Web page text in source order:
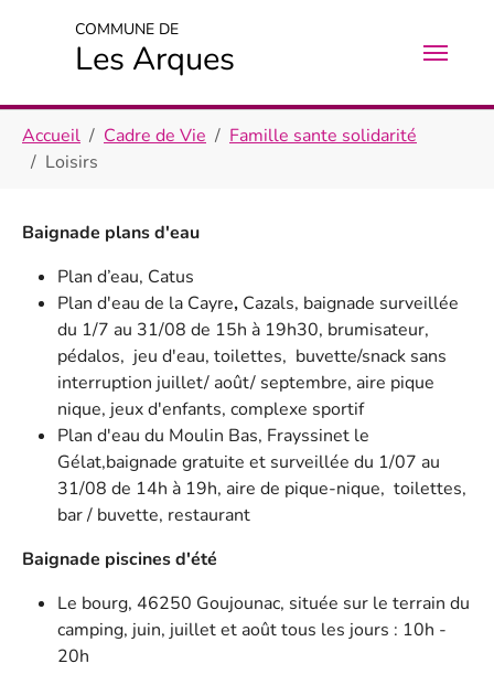
COMMUNE DE
Les Arques
Accueil Cadre de Vie
Famille sante solidarité
Loisirs
Baignade plans d'eau
Plan d’eau, Catus
Plan d'eau de la Cayre, Cazals, baignade surveillée
du 1/7 au 31/08 de 15h à 19h30, brumisateur,
pédalos, jeu d'eau, toilettes, buvette/snack sans
interruption juillet/ août/ septembre, aire pique
nique, jeux d'enfants, complexe sportif
Plan d'eau du Moulin Bas, Frayssinet le
Gélat,baignade gratuite et surveillée du 1/07 au
31/08 de 14h à 19h, aire de pique-nique, toilettes,
bar / buvette, restaurant
Baignade piscinesd'été
Le bourg, 46250 Goujounac, située sur le terrain du
camping, juin, juillet et août tous les jours : 10h -
20h